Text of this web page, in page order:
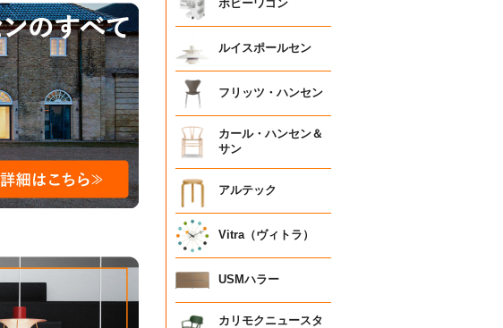
ボビーワゴン
ルイスポールセン
フリッツ・ハンセン
カール・ハンセン＆
サン
アルテック
Vitra（ヴィトラ）
USMハラー
カリモクニュースタ